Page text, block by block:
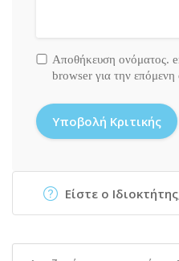
Αποθήκευση ονόματος.
browser για την
Είστε ο